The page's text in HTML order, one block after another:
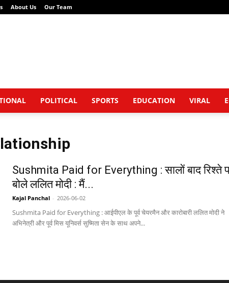
About Us Our Team
POLITICAL SPORTS EDUCATION VIRAL
Sushmita Paid for Everything : सालों बाद रिश्ते
बोले ललित मोदी : मैं...
Kajal Panchal - 2026-06-02
Sushmita Paid for Everything : आईपीएल के पूर्व चेयरमैन और कारोबारी ललित मोदी ने
अभिनेत्री और पूर्व मिस यूनिवर्स सुष्मिता सेन के साथ अपने...